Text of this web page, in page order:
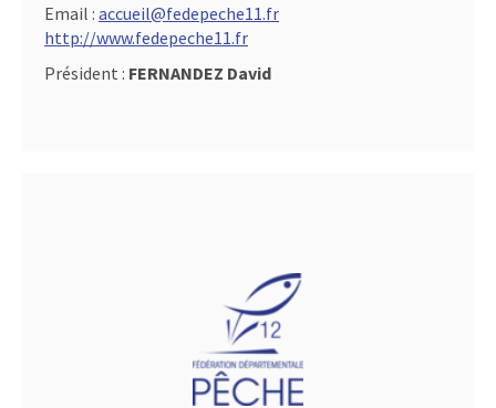
Email : accueil@fedepeche11.fr
http://www.fedepeche11.fr
Président : FERNANDEZ David